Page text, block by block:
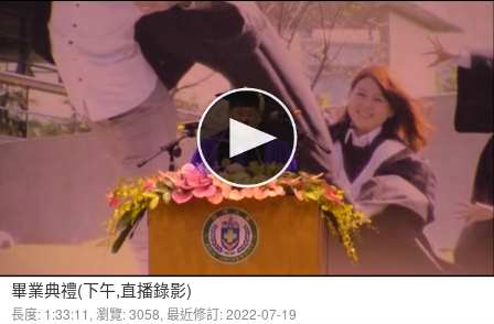
畢業典禮(下午,直播錄影)
長度: 1:33:11, 瀏覽: 3058, 最近修訂: 2022-07-19